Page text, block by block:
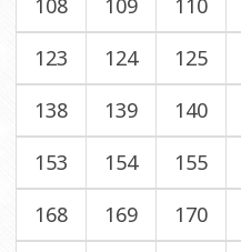
108
109 110
123
124 125
138
139 140
153
154 155
168
169 170